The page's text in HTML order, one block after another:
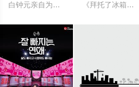
白钟元亲自为来自30多个国家的数千
《拜托了冰箱